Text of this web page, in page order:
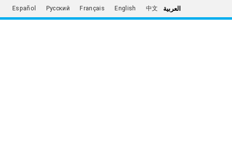
العربية 中文
English
Français
Русский
Español